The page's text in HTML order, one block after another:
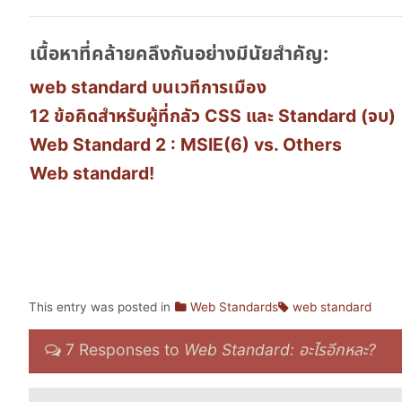
เนื้อหาที่คล้ายคลึงกันอย่างมีนัยสำคัญ:
web standard บนเวทีการเมือง
12 ข้อคิดสำหรับผู้ที่กลัว CSS และ Standard (จบ)
Web Standard 2 : MSIE(6) vs. Others
Web standard!
This entry was posted in Web Standards web standard
7 Responses to Web Standard: อะไรอีกหละ?